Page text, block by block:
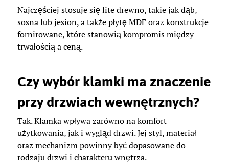
Najczęściej stosuje się lite drewno, takie jak dąb,
sosna lub jesion, a także płytę MDF oraz konstrukcje
fornirowane, które stanowią kompromis między
trwałością a ceną.
Czy wybór klamki ma znaczenie
przy drzwiach wewnętrznych?
Tak. Klamka wpływa zarówno na komfort
użytkowania, jak i wygląd drzwi. Jej styl, materiał
oraz mechanizm powinny być dopasowane do
rodzaju drzwi i charakteru wnętrza.